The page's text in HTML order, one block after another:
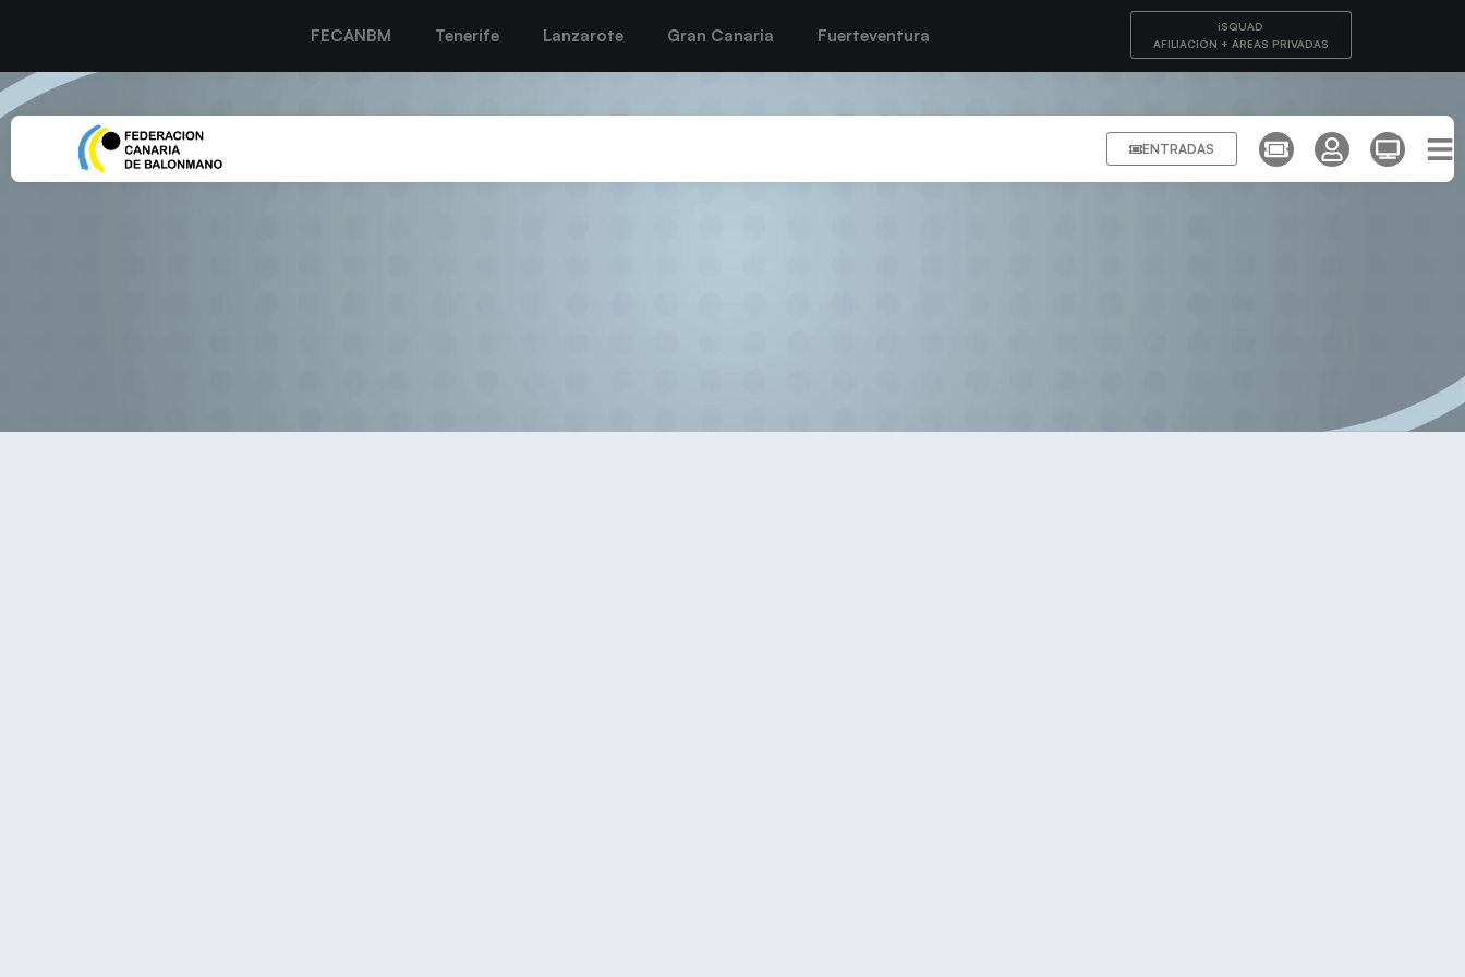
FECANBM Tenerife Lanzarote Gran Canaria Fuerteventura
iSQUAD
AFILIACIÓN + ÁREAS PRIVADAS
ENTRADAS